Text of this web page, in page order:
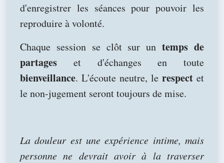
d'enregistrer les séances pour pouvoir les
reproduire à volonté.
Chaque session se clôt sur untemps de
partages et d'échanges en toute
bienveillance. L'écoute neutre, le respect et
le non-jugement seront toujours de mise.
La douleur est une expérience intime, mais
personne ne devrait avoir à la traverser